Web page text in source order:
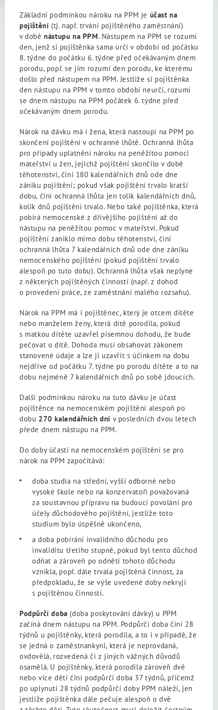
Základní podmínkou nároku na PPM je účast na
pojištění (tj. např. trvání pojištěného zaměstnání)
v doběnástupu na PPM. Nástupem na PPM se rozumí
den, jenž si pojištěnka sama určí v období od počátku
8. týdne do počátku 6. týdne před očekávaným dnem
porodu, popř. se jím rozumí den porodu, ke kterému
došlo před nástupem na PPM. Jestliže si pojištěnka
den nástupu na PPM v tomto období neurčí, rozumí
se dnem nástupu na PPM počátek 6. týdne před
očekávaným dnem porodu.
Nárok na dávku má i žena, která nastoupí na PPM po
skončení pojištění v ochranné lhůtě. Ochranná lhůta
pro případy uplatnění nároku na peněžitou pomoci
mateřství u žen, jejichž pojištění skončilo v době
těhotenství, činí 180 kalendářních dnů ode dne
zániku pojištění; pokud však pojištění trvalo kratší
dobu, činí ochranná lhůta jen tolik kalendářních dnů,
kolik dnů pojištění trvalo. Nebo také pojištěnka, která
pobírá nemocenské z dřívějšího pojištění až do
nástupu na peněžitou pomoc v mateřství. Pokud
pojištění zaniklo mimo dobu těhotenství, činí
ochranná lhůta 7 kalendářních dnů ode dne zániku
nemocenského pojištění (pokud pojištění trvalo
alespoň po tuto dobu). Ochranná lhůta však neplyne
z některých pojištěných činností (např. z dohod
o provedení práce, ze zaměstnání malého rozsahu).
Nárok na PPM má i pojištěnec, který je otcem dítěte
nebo manželem ženy, která dítě porodila, pokud
s matkou dítěte uzavřel písemnou dohodu, že bude
pečovat o dítě. Dohoda musí obsahovat zákonem
stanovené údaje a lze ji uzavřít s účinkem na dobu
nejdříve od počátku 7. týdne po porodu dítěte a to na
dobu nejméně 7 kalendářních dnů po sobě jdoucích.
Další podmínkou nároku na tuto dávku je účast
pojištěnce na nemocenském pojištění alespoň po
dobu 270 kalendářních dní v posledních dvou letech
přede dnem nástupu na PPM.
Do doby účasti na nemocenském pojištění se pro
nárok na PPM započítává:
doba studia na střední, vyšší odborné nebo
vysoké škole nebo na konzervatoři považovaná
za soustavnou přípravu na budoucí povolání pro
účely důchodového pojištění, jestliže toto
studium bylo úspěšně ukončeno,
a doba pobírání invalidního důchodu pro
invaliditu třetího stupně, pokud byl tento důchod
odňat a zároveň po odnětí tohoto důchodu
vznikla, popř. dále trvala pojištěná činnost, za
předpokladu, že se výše uvedené doby nekryjí
s pojištěnou činností.
Podpůrčí doba (doba poskytování dávky) u PPM
začíná dnem nástupu na PPM. Podpůrčí doba činí 28
týdnů u pojištěnky, která porodila, a to i v případě, že
se jedná o zaměstnankyni, která je neprovdaná,
ovdovělá, rozvedená či z jiných vážných důvodů
osamělá. U pojištěnky, která porodila zároveň dvě
nebo více dětí činí podpůrčí doba 37 týdnů, přičemž
po uplynutí 28 týdnů podpůrčí doby PPM náleží, jen
jestliže pojištěnka dále pečuje alespoň o dvě